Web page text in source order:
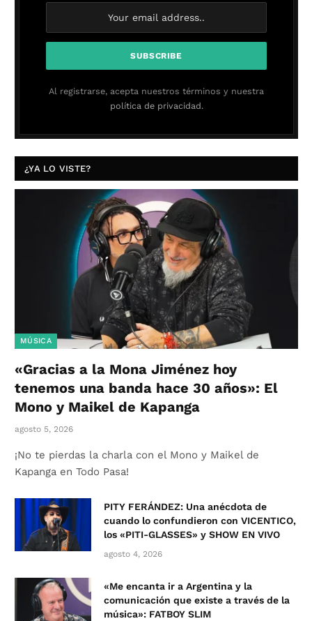
Al registrarse, acepta nuestros términos y nuestra
política de privacidad.
¿YA LO VISTE?
MÚSICA
«Gracias a la Mona Jiménez hoy
tenemos una banda hace 30 años»: El
Mono y Maikel de Kapanga
agosto 5, 2026
¡No te pierdas la charla con el Mono y Maikel de
Kapanga en Todo Pasa!
PITY FERÁNDEZ: Una anécdota de
cuando lo confundieron con VICENTICO,
los «PITI-GLASSES» y SHOW EN VIVO
agosto 4, 2026
«Me encanta ir a Argentina y la
comunicación que existe a través de la
música»: FATBOY SLIM